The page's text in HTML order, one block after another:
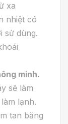
xa
nhiệt có
sử dùng.
minh.
sẽ làm
lạnh.
tan băng